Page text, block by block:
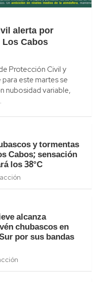
alerta por
Cabos
Protección Civil y
este martes se
nubosidad variable,
y tormentas
Cabos; sensación
los 38°C
alcanza
chubascos en
por sus bandas